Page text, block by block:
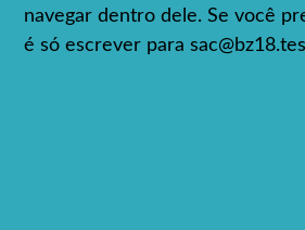
navegar dentro dele. Se você
é só escrever para